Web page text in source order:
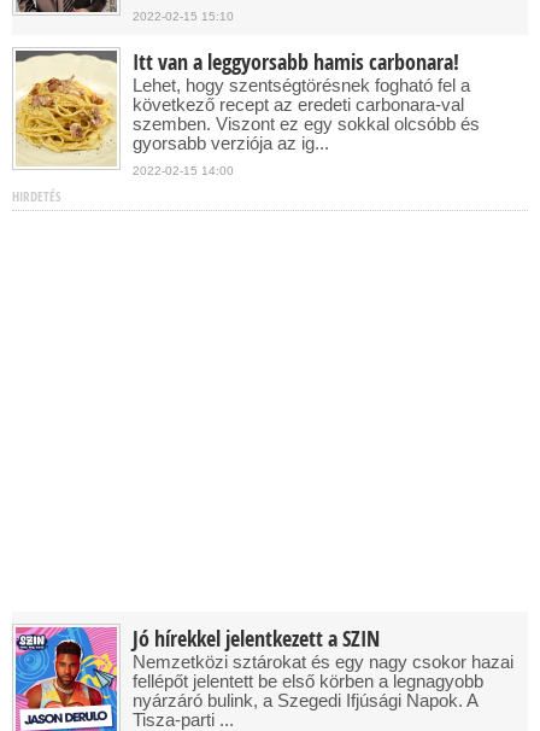
2022-02-15 15:10
Itt van a leggyorsabb hamis carbonara!
Lehet, hogy szentségtörésnek fogható fel a
következő recept az eredeti carbonara-val
szemben. Viszont ez egy sokkal olcsóbb és
gyorsabb verziója az ig...
2022-02-15 14:00
HIRDETÉS
Jó hírekkel jelentkezett a SZIN
Nemzetközi sztárokat és egy nagy csokor hazai
fellépőt jelentett be első körben a legnagyobb
nyárzáró bulink, a Szegedi Ifjúsági Napok. A
Tisza-parti ...